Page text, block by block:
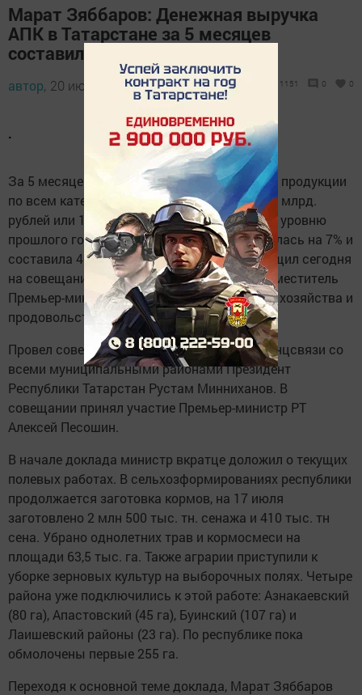
Марат Зяббаров: Денежная выручка
АПК в Татарстане за 5 месяцев
составила 40,6 млрд рублей
автор, 20 июля 2020 - 08:27 1151 0 0
.
За 5 месяцев текущего года объем валовой продукции
по всем категориям хозяйств составил 77,1 млрд.
рублей или 101,5% в сопоставимой оценке к уровню
прошлого года. Денежная выручка увеличилась на 7% и
составила 40,6 млрд. рублей. Об этом сообщил сегодня
на совещании в Доме Правительства РТ заместитель
Премьер-министра РТ – министр сельского хозяйства и
продовольствия РТ Марат Зяббаров.
Провел совещание в режиме видеоконференцсвязи со
всеми муниципальными районами Президент
Республики Татарстан Рустам Минниханов. В
совещании принял участие Премьер-министр РТ
Алексей Песошин.
В начале доклада министр вкратце доложил о текущих
полевых работах. В сельхозформированиях республики
продолжается заготовка кормов, на 17 июля
заготовлено 2 млн 500 тыс. тн. сенажа и 410 тыс. тн
сена. Убрано однолетних трав и кормосмеси на
площади 63,5 тыс. га. Также аграрии приступили к
уборке зерновых культур на выборочных полях. Четыре
района уже подключились к этой работе: Азнакаевский
(80 га), Апастовский (45 га), Буинский (107 га) и
Лаишевский районы (23 га). По республике пока
обмолочены первые 255 га.
Переходя к основной теме доклада, Марат Зяббаров